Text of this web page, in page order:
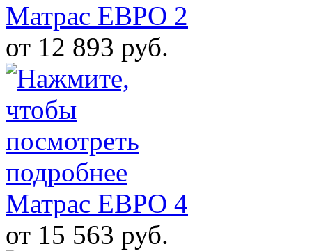
Матрас ЕВРО 2
от 12 893 руб.
Матрас ЕВРО 4
от 15 563 руб.